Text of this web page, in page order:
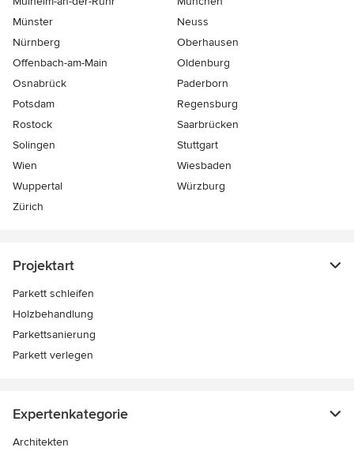
Münster
Neuss
Nürnberg
Oberhausen
Offenbach-am-Main
Oldenburg
Osnabrück
Paderborn
Potsdam
Regensburg
Rostock
Saarbrücken
Solingen
Stuttgart
Wien
Wiesbaden
Wuppertal
Würzburg
Zürich
Projektart
Parkett schleifen
Holzbehandlung
Parkettsanierung
Parkett verlegen
Expertenkategorie
Architekten